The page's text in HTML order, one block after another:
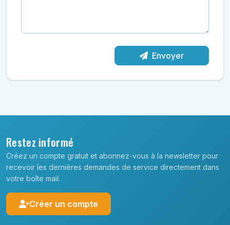
Envoyer
Restez informé
Créez un compte gratuit et abonnez-vous à la newsletter pour
recevoir les dernières demandes de service directement dans
votre boîte mail.
Créer un compte